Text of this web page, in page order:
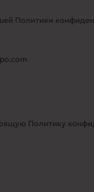
Политики
Политику